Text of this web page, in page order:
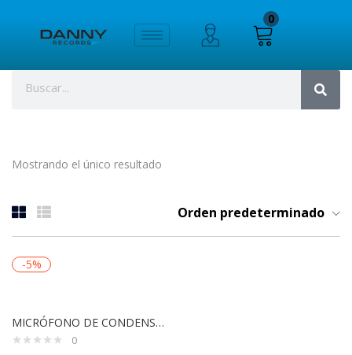
0
Mostrando el único resultado
Orden predeterminado
-5%
MICRÓFONO DE CONDENSADOR BEHRINGER C-1
0